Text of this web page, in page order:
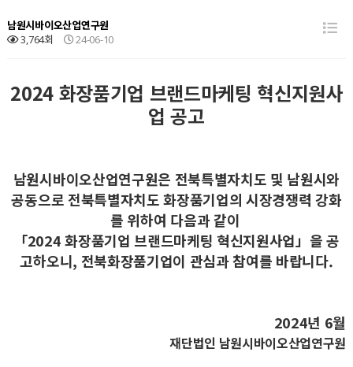
남원시바이오산업연구원
3,764회
24-06-10
2024 화장품기업 브랜드마케팅 혁신지원사
업 공고
남원시바이오산업연구원은 전북특별자치도 및 남원시와
공동으로 전북특별자치도 화장품기업의 시장경쟁력 강화
를 위하여 다음과 같이
「2024 화장품기업 브랜드마케팅 혁신지원사업」을 공
고하오니, 전북화장품기업이 관심과 참여를 바랍니다.
2024년 6월
재단법인 남원시바이오산업연구원